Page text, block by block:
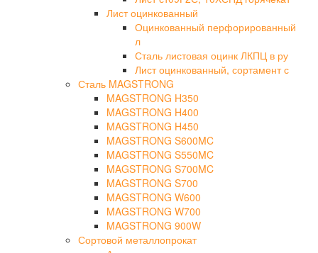
Лист оцинкованный
Оцинкованный перфорированный
л
Сталь листовая оцинк ЛКПЦ в ру
Лист оцинкованный, сортамент с
Сталь MAGSTRONG
MAGSTRONG H350
MAGSTRONG H400
MAGSTRONG H450
MAGSTRONG S600MC
MAGSTRONG S550MC
MAGSTRONG S700MC
MAGSTRONG S700
MAGSTRONG W600
MAGSTRONG W700
MAGSTRONG 900W
Сортовой металлопрокат